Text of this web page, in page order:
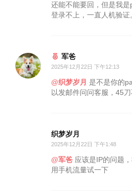
还能不能要回，但是我
登录不上，一直人机验证
军爸
2025年12月22日 下午12:13
@织梦岁月 是不是你的
以发邮件问问客服，45
织梦岁月
2025年12月22日 下午1:48
@军爸 应该是IP的问题
用手机流量试一下